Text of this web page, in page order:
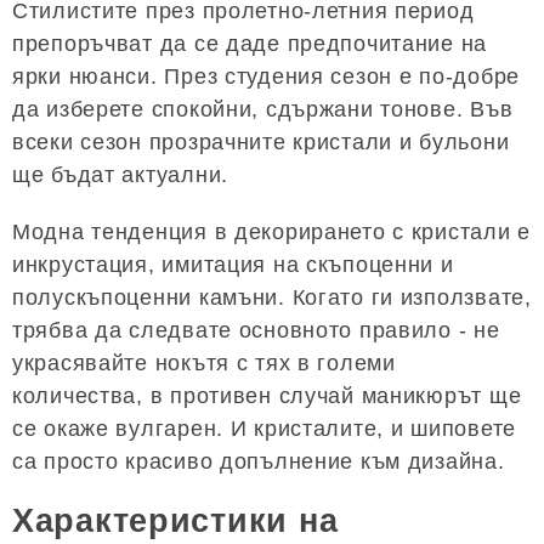
Стилистите през пролетно-летния период
препоръчват да се даде предпочитание на
ярки нюанси. През студения сезон е по-добре
да изберете спокойни, сдържани тонове. Във
всеки сезон прозрачните кристали и бульони
ще бъдат актуални.
Модна тенденция в декорирането с кристали е
инкрустация, имитация на скъпоценни и
полускъпоценни камъни. Когато ги използвате,
трябва да следвате основното правило - не
украсявайте нокътя с тях в големи
количества, в противен случай маникюрът ще
се окаже вулгарен. И кристалите, и шиповете
са просто красиво допълнение към дизайна.
Характеристики на